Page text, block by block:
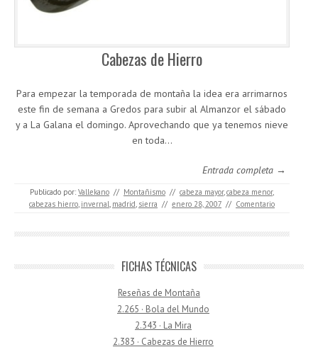
Cabezas de Hierro
Para empezar la temporada de montaña la idea era arrimarnos
este fin de semana a Gredos para subir al Almanzor el sábado
y a La Galana el domingo. Aprovechando que ya tenemos nieve
en toda…
Entrada completa →
Publicado por: Vallekano // Montañismo // cabeza mayor,cabeza menor,
cabezas hierro, invernal, madrid, sierra // enero 28, 2007 // Comentario
FICHAS TÉCNICAS
Reseñas de Montaña
2.265 · Bola del Mundo
2.343 · La Mira
2.383 · Cabezas de Hierro